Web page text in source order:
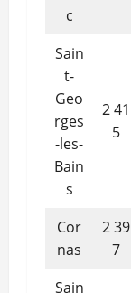
c
Sain
t-
Geo
rges
-les-
Bain
s
2 41
5
Cor
nas
2 39
7
Sain